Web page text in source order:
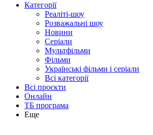
Категорії
Реаліті-шоу
Розважальні шоу
Новини
Серіали
Мультфільми
Фільми
Українські фільми і серіали
Всі категорії
Всі проєкти
Онлайн
ТБ програма
Еще